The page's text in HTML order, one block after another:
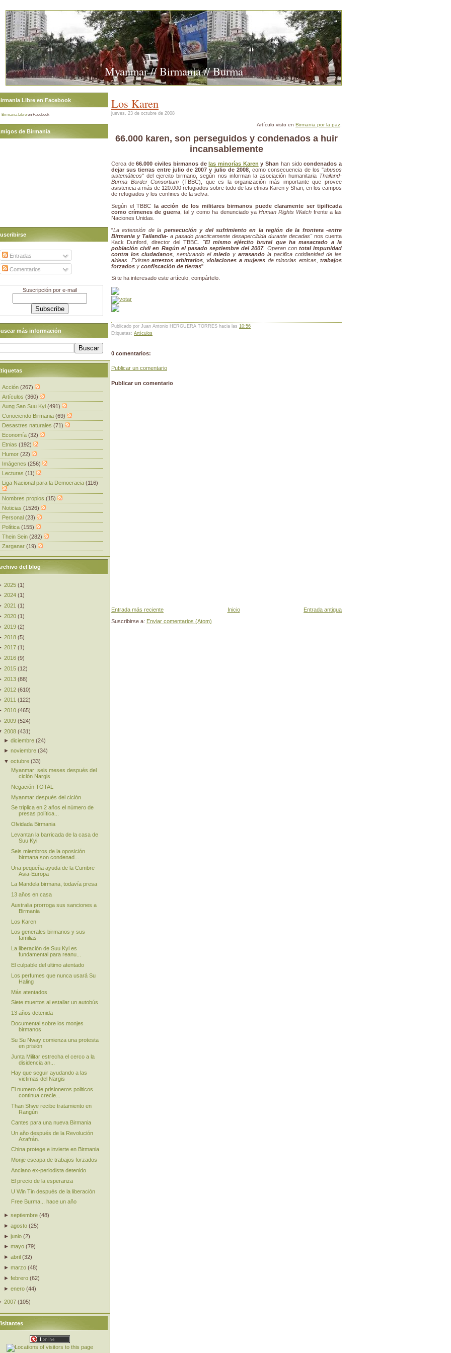
Myanmar // Birmania // Burma
Los Karen
jueves, 23 de octubre de 2008
Artículo visto en Birmania por la paz
66.000 karen, son perseguidos y condenados a huir
incansablemente
Cerca de66.000 civiles birmanos delas minorías Karen y Shan han sidocondenados a
dejar sus tierras entre julio de 2007 y julio de 2008 , como consecuencia de los "abusos
sistemáticos" del ejercito birmano, según nos informan la asociación humanitaria Thailand-
Burma Border Consortium (TBBC), que es la organización más importante que provee
asistencia a más de 120.000 refugiados sobre todo de las etnias Karen y Shan, en los campos
de refugiados y los confines de la selva.
Según el TBBC la acción de los militares birmanos puede claramente ser tipificada
como crímenes de guerra , tal y como ha denunciado ya Human Rights Watchfrente a las
Naciones Unidas.
"La extensión de la persecución y del sufrimiento en la región de la frontera -entre
Birmania y Tailandia- a pasado practicamente desapercibida durante decadas"nos cuenta
Kack Dunford, director del TBBC.
"El mismo ejército brutal que ha masacrado a la
población civil en Ragún el pasado septiembre del 2007. Operan con total impunidad
contra los ciudadanos , sembrando el miedo y arrasando la pacifica cotidianidad de las
aldeas. Existen arrestos arbitrarios, violaciones a mujeres de minorias etnicas, trabajos
forzados y confiscación de tierras"
Si te ha interesado este artículo, compártelo.
Publicado por Juan Antonio HERGUERA TORRES hacia las 10:56
Etiquetas: Artículos
0 comentarios:
Publicar un comentario
Publicar un comentario
Entrada más reciente Entrada antigua
Inicio
Suscribirse a: Enviar comentarios (Atom)
Libre en Facebook
Birmania Libre on Facebook
de Birmania
Entradas
Comentarios
Suscripción por e-mail
más información
Acción (267)
Artículos (360)
Aung San Suu Kyi (491)
Conociendo Birmania (69)
Desastres naturales (71)
Economía (32)
Etnias (192)
Humor (22)
Imágenes (256)
Lecturas (11)
Liga Nacional para la Democracia (116)
Nombres propios (15)
Noticias (1526)
Personal (23)
Política (155)
Thein Sein (282)
Zarganar (19)
del blog
2025 (1)
2024 (1 )
2021 (1)
2020 (1)
2019 (2)
2018 (5)
2017 (1 )
2016 (9)
2015 (12)
2013 (88)
2012 (610)
2011 (122)
2010 (465)
2009 (524)
2008 (431)
►diciembre (24)
►noviembre (34)
▼octubre (33)
Myanmar: seis meses después del
ciclón Nargis
Negación TOTAL
Myanmar después del ciclón
Se triplica en 2 años el número de
presas política...
Olvidada Birmania
Levantan la barricada de la casa de
Suu Kyi
Seis miembros de la oposición
birmana son condenad...
Una pequeña ayuda de la Cumbre
Asia-Europa
La Mandela birmana, todavía presa
13 años en casa
Australia prorroga sus sanciones a
Birmania
Los Karen
Los generales birmanos y sus
familias
La liberación de Suu Kyi es
fundamental para reanu...
El culpable del ultimo atentado
Los perfumes que nunca usará Su
Haling
Más atentados
Siete muertos al estallar un autobús
13 años detenida
Documental sobre los monjes
birmanos
Su Su Nway comienza una protesta
en prisión
Junta Militar estrecha el cerco a la
disidencia an...
Hay que seguir ayudando a las
victimas del Nargis
El numero de prisioneros politicos
continua crecie...
Than Shwe recibe tratamiento en
Rangún
Cantes para una nueva Birmania
Un año después de la Revolución
Azafrán.
China protege e invierte en Birmania
Monje escapa de trabajos forzados
Anciano ex-periodista detenido
El precio de la esperanza
U Win Tin después de la liberación
Free Burma... hace un año
►septiembre (48)
►agosto (25)
►junio (2)
►mayo (79)
►abril (32)
►marzo (48)
►febrero (62)
►enero (44)
2007 (105)